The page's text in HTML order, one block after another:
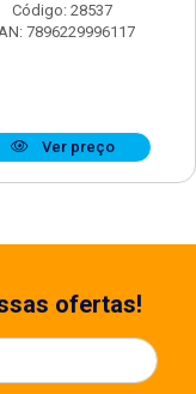
Código: 28537
7896229996117
Ver preço
ofertas!